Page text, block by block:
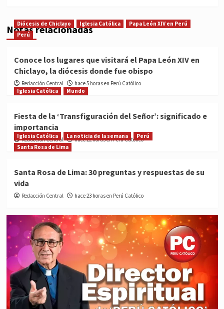
Notas relacionadas
Diócesis de Chiclayo Iglesia Católica
Papa León XIV en Perú
Perú
Conoce los lugares que visitará el Papa León XIV en
Chiclayo, la diócesis donde fue obispo
Redacción Central
hace 5 horas en Perú Católico
Iglesia Católica
Mundo
Fiesta de la ‘Transfiguración del Señor’: significado e
importancia
Redacción Central hace 22 horas en Perú Católico
Iglesia Católica La noticia de la semana
Perú
Santa Rosa de Lima
Santa Rosa de Lima: 30 preguntas y respuestas de su
vida
Redacción Central hace 23 horas en Perú Católico